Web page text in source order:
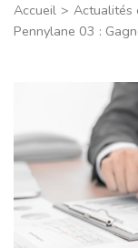
Accueil > Actualités
Pennylane 03 :